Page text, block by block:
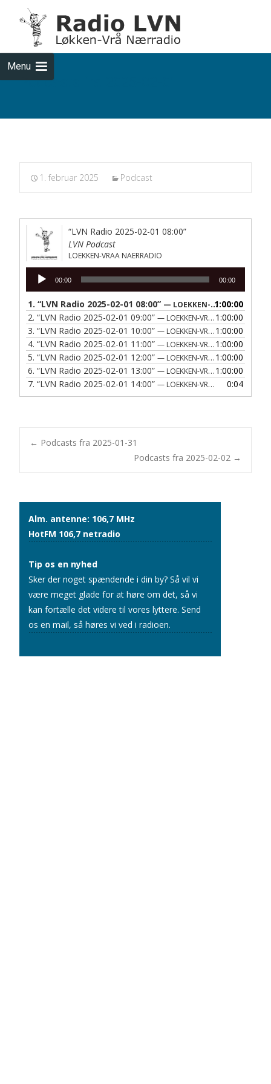
Menu
Podcasts fra 2025-02-01
1. februar 2025 Podcast
“LVN Radio 2025-02-01 08:00”
LVN Podcast
LOEKKEN-VRAA NAERRADIO
Lydafspiller
00:00 00:00
1. “LVN Radio 2025-02-01 08:00” — LOEKKEN-VRAA NAERRADIO 1:00:00
2. “LVN Radio 2025-02-01 09:00” — LOEKKEN-VRAA NAERRADIO
1:00:00
3. “LVN Radio 2025-02-01 10:00” — LOEKKEN-VRAA NAERRADIO
1:00:00
4. “LVN Radio 2025-02-01 11:00” — LOEKKEN-VRAA NAERRADIO
1:00:00
5. “LVN Radio 2025-02-01 12:00” — LOEKKEN-VRAA NAERRADIO
1:00:00
6. “LVN Radio 2025-02-01 13:00” — LOEKKEN-VRAA NAERRADIO
1:00:00
7. “LVN Radio 2025-02-01 14:00” — LOEKKEN-VRAA NAERRADIO 0:04
Post
← Podcasts fra 2025-01-31
Podcasts fra 2025-02-02 →
Alm. antenne: 106,7 MHz
HotFM 106,7 netradio
Tip os en nyhed
Sker der noget spændende i din by? Så vil vi
være meget glade for at høre om det, så vi
kan fortælle det videre til vores lyttere. Send
os en mail, så høres vi ved i radioen.